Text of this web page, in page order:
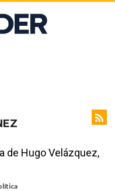
de Hugo Velázquez,